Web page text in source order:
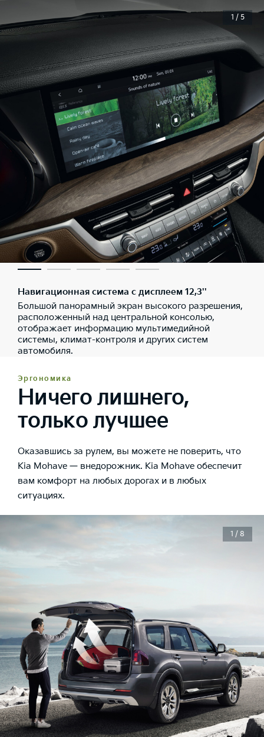
Навигационная система с дисплеем 12,3''
Большой панорамный экран высокого разрешения,
расположенный над центральной консолью,
отображает информацию мультимедийной
системы, климат-контроля и других систем
автомобиля.
1 / 5
Эргономика
Ничего лишнего,
только лучшее
Оказавшись за рулем, вы можете не поверить, что
Kia Mohave — внедорожник. Kia Mohave обеспечит
вам комфорт на любых дорогах и в любых
ситуациях.
1 / 8